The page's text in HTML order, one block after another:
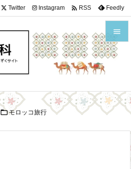



前へ
Twitter Instagram  RSS Feedly
モロッコ旅行